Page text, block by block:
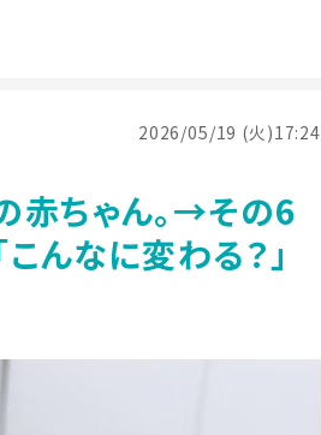
2026/05/19 (火)17:24
赤ちゃん。→その6
こんなに変わる？」